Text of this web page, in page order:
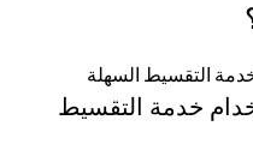
خدمة التقسيط